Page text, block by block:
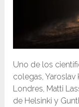
Uno de los
colegas,
Londres, Matti
de Helsinki y